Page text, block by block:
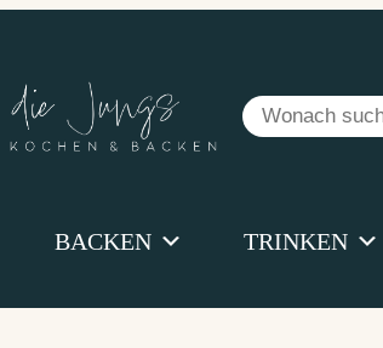
Suchen
BACKEN TRINKEN